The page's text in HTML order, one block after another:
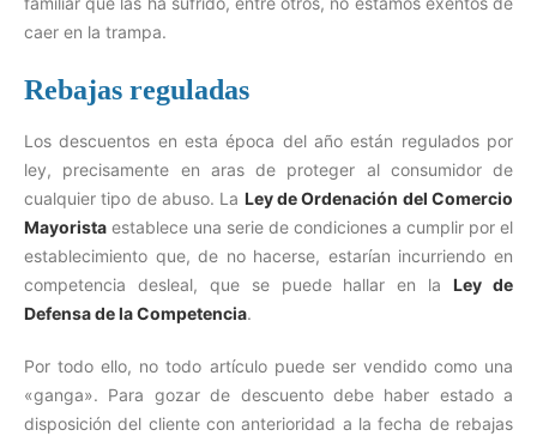
caer en la trampa.
Rebajas reguladas
Los descuentos en esta época del año están regulados por
ley, precisamente en aras de proteger al consumidor de
cualquier tipo de abuso. La Ley de Ordenación del Comercio
Mayorista establece una serie de condiciones a cumplir por el
establecimiento que, de no hacerse, estarían incurriendo en
competencia desleal, que se puede hallar en laLey de
Defensa de la Competencia.
Por todo ello, no todo artículo puede ser vendido como una
«ganga». Para gozar de descuento debe haber estado a
disposición del cliente con anterioridad a la fecha de rebajas